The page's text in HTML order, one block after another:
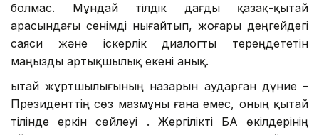
болмас. Мұндай тілдік дағды қазақ-қытай
арасындағы сенімді нығайтып, жоғары деңгейдегі
саяси және іскерлік диалогты тереңдететін
маңызды артықшылық екені анық.
Қытай жұртшылығының назарын аударған дүние –
Президенттің сөз мазмұны ғана емес, оның қытай
тілінде еркін сөйлеуі . Жергілікті БАҚ өкілдерінің